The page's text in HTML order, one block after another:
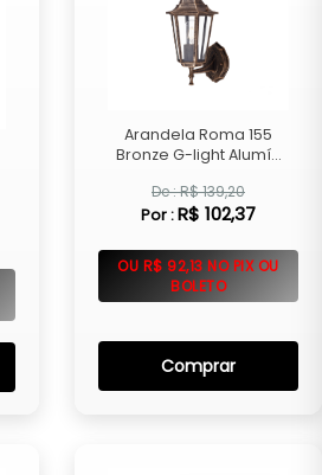
Arandela Roma 155
Bronze G-light Alumí...
De : R$ 139,20
Por :R$ 102,37
OU R$ 92,13 NO PIX OU
BOLETO
Comprar